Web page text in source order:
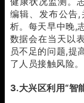
编辑、发布公告
析。每天早中晚,
数据会在当天以
员不足的问题,提
了人员接触风险。
3.大兴区利用“智